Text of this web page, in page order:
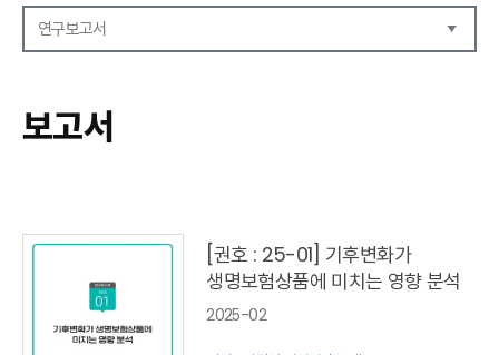
연구보고서
CEO Brief
영상자료
보고서
[권호 : 25-01] 기후변화가
생명보험상품에 미치는 영향 분석
2025-02